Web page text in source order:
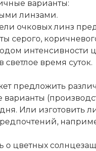
варианты:
линзами.
очковых линз
серого,
интенсивности
светлое время суток.
предложить
дня. Или
о цветных